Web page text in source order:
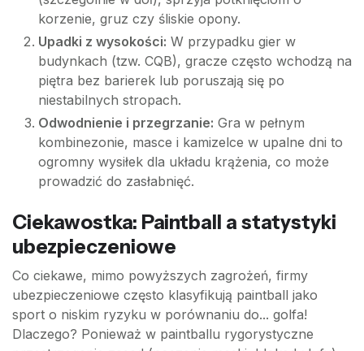
korzenie, gruz czy śliskie opony.
Upadki z wysokości: W przypadku gier w
budynkach (tzw. CQB), gracze często wchodzą na
piętra bez barierek lub poruszają się po
niestabilnych stropach.
Odwodnienie i przegrzanie: Gra w pełnym
kombinezonie, masce i kamizelce w upalne dni to
ogromny wysiłek dla układu krążenia, co może
prowadzić do zasłabnięć.
Ciekawostka: Paintball a statystyki
ubezpieczeniowe
Co ciekawe, mimo powyższych zagrożeń, firmy
ubezpieczeniowe często klasyfikują paintball jako
sport o niskim ryzyku w porównaniu do... golfa!
Dlaczego? Ponieważ w paintballu rygorystyczne